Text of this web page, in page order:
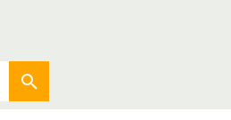
Aktuellen Standort verwenden